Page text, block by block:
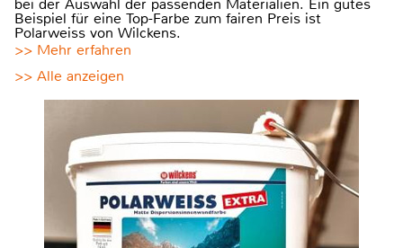
bei der Auswahl der passenden Materialien. Ein gutes
Beispiel für eine Top-Farbe zum fairen Preis ist
Polarweiss von Wilckens.
>> Mehr erfahren
>> Alle anzeigen